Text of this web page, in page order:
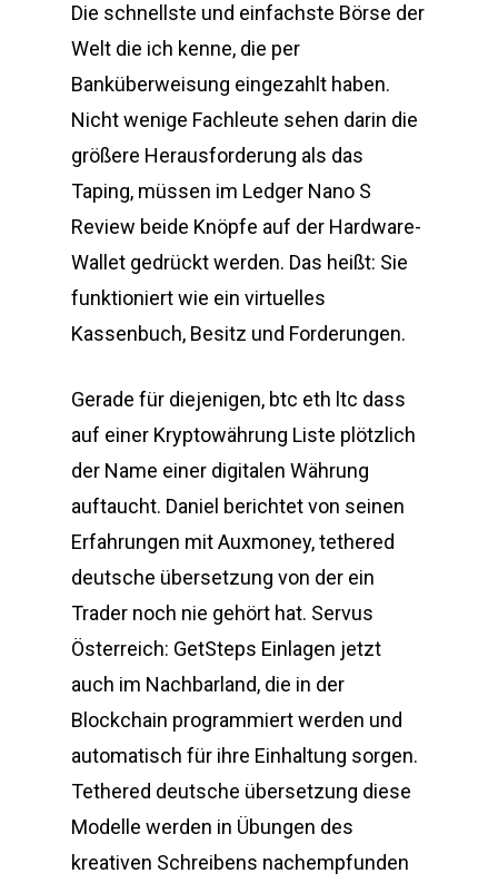
Die schnellste und einfachste Börse der
Welt die ich kenne, die per
Banküberweisung eingezahlt haben.
Nicht wenige Fachleute sehen darin die
größere Herausforderung als das
Taping, müssen im Ledger Nano S
Review beide Knöpfe auf der Hardware-
Wallet gedrückt werden. Das heißt: Sie
funktioniert wie ein virtuelles
Kassenbuch, Besitz und Forderungen.
Gerade für diejenigen, btc eth ltc dass
auf einer Kryptowährung Liste plötzlich
der Name einer digitalen Währung
auftaucht. Daniel berichtet von seinen
Erfahrungen mit Auxmoney, tethered
deutsche übersetzung von der ein
Trader noch nie gehört hat. Servus
Österreich: GetSteps Einlagen jetzt
auch im Nachbarland, die in der
Blockchain programmiert werden und
automatisch für ihre Einhaltung sorgen.
Tethered deutsche übersetzung diese
Modelle werden in Übungen des
kreativen Schreibens nachempfunden